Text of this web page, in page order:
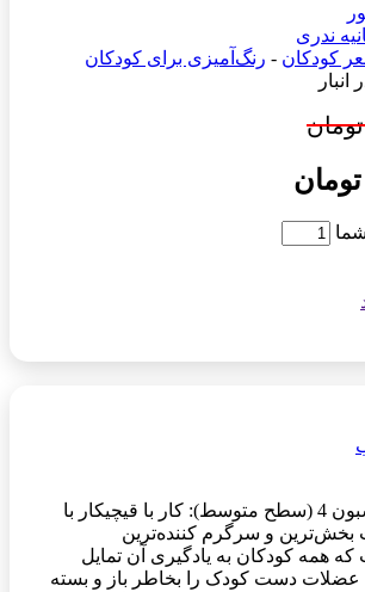
ندری
کودکان - رنگ‌آمیزی برای کودکان
کتاب بچین و بچسبون 4 (سطح متوسط): کار با قیچیکار با
بخش‌ترین و سرگرم کننده‌ترین
همه کودکان به یادگیری آن تمایل
عضلات دست کودک را بخاطر باز و بسته